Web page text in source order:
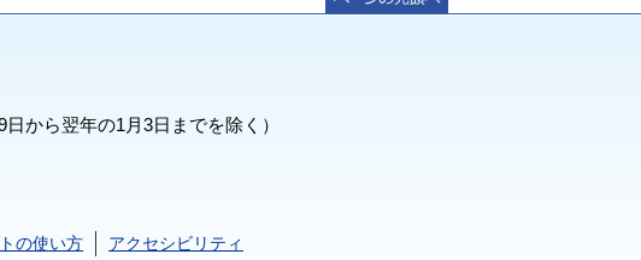
から翌年の1月3日までを除く）
の使い方 アクセシビリティ